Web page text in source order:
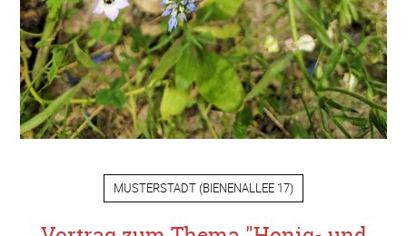
MUSTERSTADT (BIENENALLEE 17)